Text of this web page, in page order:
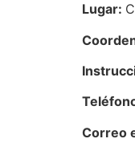
Lugar:
Correo